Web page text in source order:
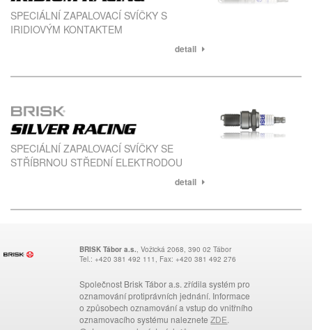
SPECIÁLNÍ ZAPALOVACÍ SVÍČKY S
IRIDIOVÝM KONTAKTEM
detail
SPECIÁLNÍ ZAPALOVACÍ SVÍČKY SE
STŘÍBRNOU STŘEDNÍ ELEKTRODOU
detail
BRISK Tábor a.s., Vožická 2068, 390 02 Tábor
Tel.: +420 381 492 111, Fax: +420 381 492 276
Společnost Brisk Tábor a.s. zřídila systém pro
oznamování protiprávních jednání. Informace
o způsobech oznamování a vstup do vnitřního
oznamovacího systému nalezneteZDE.